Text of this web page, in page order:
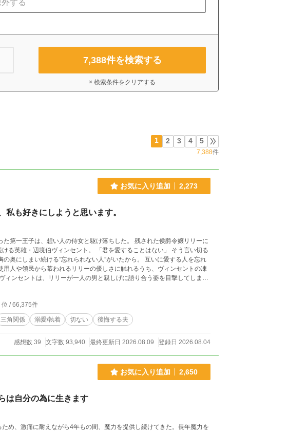
7,388件を検索する
× 検索条件をクリアする
1 2 3 4 5
7,388件
お気に入り追加 2,273
も好きにしようと思います。
ト。 「君を愛することはない」 そう言い切る
す、すれ違い夫婦の物語。
時、0時に投稿することもあります。
位 / 66,375件
三角関係 溺愛/執着 切ない 後悔する夫
感想数 39 文字数 93,940 最終更新日 2026.08.09 登録日 2026.08.04
お気に入り追加 2,650
は自分の為に生きます
め、激痛に耐えながら4年もの間、魔力を提供し続けてきた。長年魔力を